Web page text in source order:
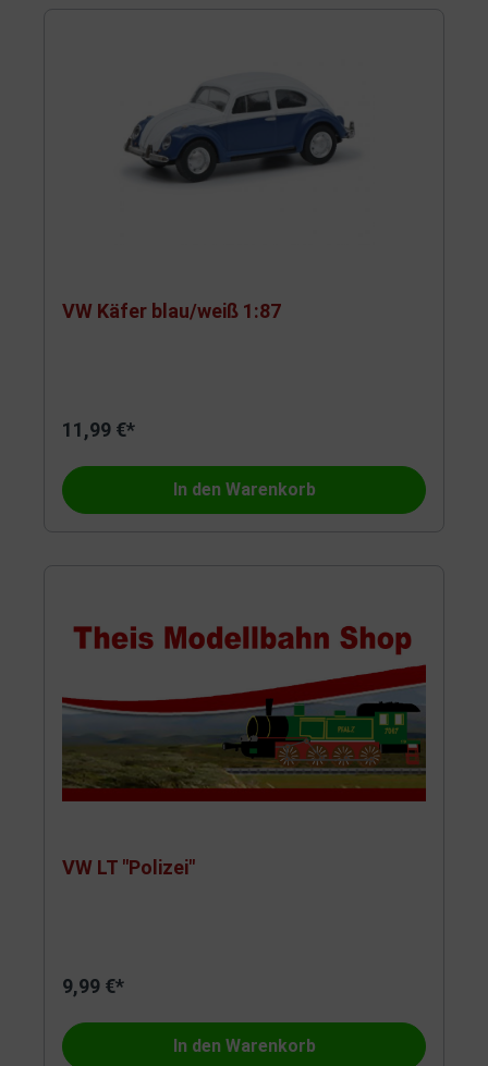
VW Käfer blau/weiß 1:87
11,99 €*
In den Warenkorb
VW LT "Polizei"
9,99 €*
In den Warenkorb